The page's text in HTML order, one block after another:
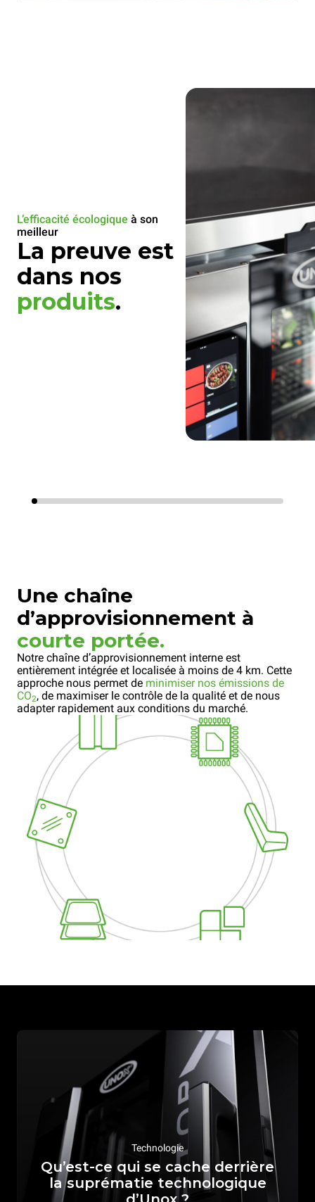
L’efficacité écologique à son
meilleur
La preuve est
dans nos
produits.
Une chaîne
d’approvisionnement à
courte portée.
Notre chaîne d’approvisionnement interne est
entièrement intégrée et localisée à moins de 4 km. Cette
approche nous permet de minimiser nos émissions de
CO2, de maximiser le contrôle de la qualité et de nous
adapter rapidement aux conditions du marché.
Technologie
Qu’est-ce qui se cache derrière
la suprématie technologique